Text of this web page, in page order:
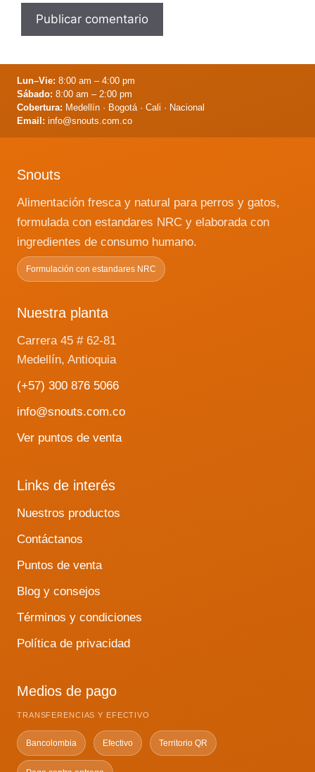
Lun–Vie: 8:00 am – 4:00 pm
Sábado: 8:00 am – 2:00 pm
Cobertura: Medellín · Bogotá · Cali · Nacional
Email: info@snouts.com.co
Snouts
Alimentación fresca y natural para perros y gatos,
formulada con estandares NRC y elaborada con
ingredientes de consumo humano.
Formulación con estandares NRC
Nuestra planta
Carrera 45 # 62-81
Medellín, Antioquia
(+57) 300 876 5066
info@snouts.com.co
Ver puntos de venta
Links de interés
Nuestros productos
Contáctanos
Puntos de venta
Blog y consejos
Términos y condiciones
Política de privacidad
Medios de pago
TRANSFERENCIAS Y EFECTIVO
Bancolombia Efectivo Territorio QR